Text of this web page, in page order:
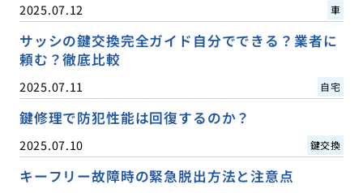
2025.07.12 車
サッシの鍵交換完全ガイド自分でできる？業者に
頼む？徹底比較
2025.07.11 自宅
鍵修理で防犯性能は回復するのか？
2025.07.10 鍵交換
キーフリー故障時の緊急脱出方法と注意点